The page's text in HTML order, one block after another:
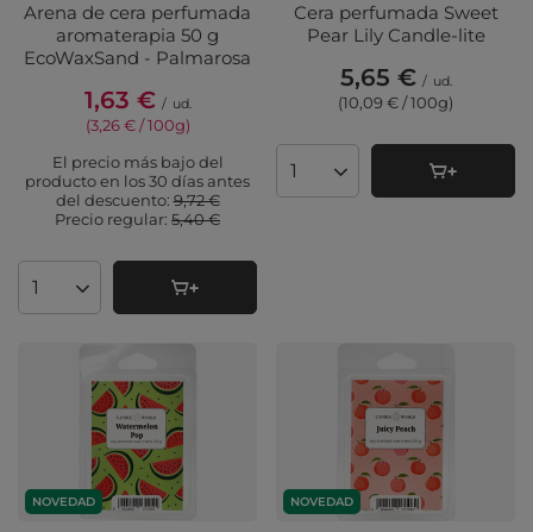
Arena de cera perfumada
aromaterapia 50 g
EcoWaxSand - Palmarosa
1,63 € / ud.
(3,26 € / 100g)
El precio más bajo del
producto en los 30 días antes
del descuento:9,72 €
Precio regular: 5,40 €
Cantidad de productos
Cera perfumada Sweet
Pear Lily Candle-lite
5,65 € / ud.
(10,09 € / 100g)
Cantidad de productos
NOVEDAD NOVEDAD